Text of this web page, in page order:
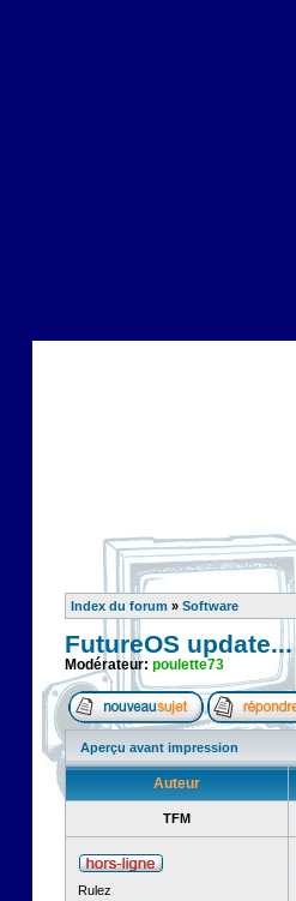
Index du forum » Software
FutureOS update...
Modérateur: poulette73
Aperçu avant impression
Auteur
TFM
Rulez